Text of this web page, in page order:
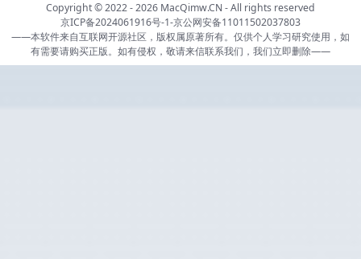
Copyright © 2022 - 2026 MacQimw.CN - All rights reserved
京ICP备2024061916号-1-京公网安备11011502037803
——本软件来自互联网开源社区，版权属原著所有。仅供个人学习研究使用，如
有需要请购买正版。如有侵权，敬请来信联系我们，我们立即删除——